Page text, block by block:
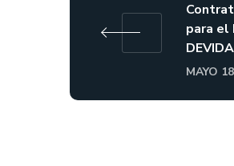
para el
DEVIDA
MAYO